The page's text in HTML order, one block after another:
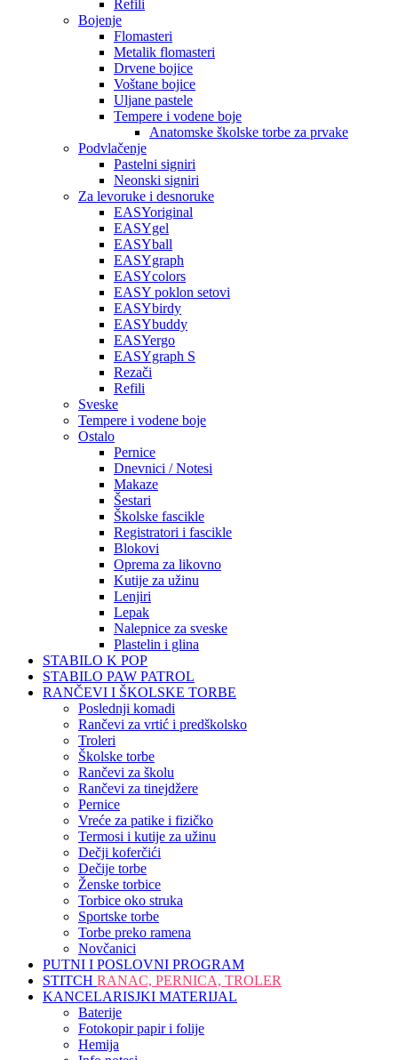
Refili
Bojenje
Flomasteri
Metalik flomasteri
Drvene bojice
Voštane bojice
Uljane pastele
Tempere i vodene boje
Anatomske školske torbe za prvake
Podvlačenje
Pastelni signiri
Neonski signiri
Za levoruke i desnoruke
EASYoriginal
EASYgel
EASYball
EASYgraph
EASYcolors
EASY poklon setovi
EASYbirdy
EASYbuddy
EASYergo
EASYgraph S
Rezači
Refili
Sveske
Tempere i vodene boje
Ostalo
Pernice
Dnevnici / Notesi
Makaze
Šestari
Školske fascikle
Registratori i fascikle
Blokovi
Oprema za likovno
Kutije za užinu
Lenjiri
Lepak
Nalepnice za sveske
Plastelin i glina
STABILO K POP
STABILO PAW PATROL
RANČEVI I ŠKOLSKE TORBE
Poslednji komadi
Rančevi za vrtić i predškolsko
Troleri
Školske torbe
Rančevi za školu
Rančevi za tinejdžere
Pernice
Vreće za patike i fizičko
Termosi i kutije za užinu
Dečji koferčići
Dečije torbe
Ženske torbice
Torbice oko struka
Sportske torbe
Torbe preko ramena
Novčanici
PUTNI I POSLOVNI PROGRAM
STITCH RANAC, PERNICA, TROLER
KANCELARISJKI MATERIJAL
Baterije
Fotokopir papir i folije
Hemija